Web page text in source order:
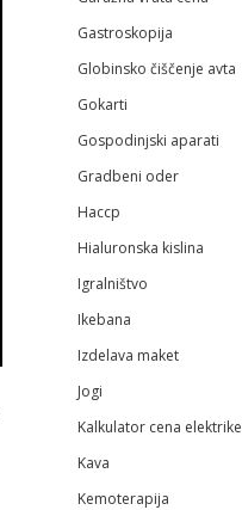
Gastroskopija
Globinsko čiščenje avta
Gokarti
Gospodinjski aparati
Gradbeni oder
Haccp
Hialuronska kislina
Igralništvo
Ikebana
Izdelava maket
Jogi
Kalkulator cena elektrike
Kava
Kemoterapija